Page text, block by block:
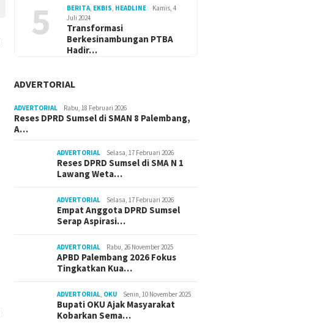
5 BERITA, EKBIS, HEADLINE
Kamis, 4
Juli 2024
Transformasi
Berkesinambungan PTBA
Hadir…
ADVERTORIAL
ADVERTORIAL Rabu, 18 Februari 2026
Reses DPRD Sumsel di SMAN 8 Palembang,
A…
ADVERTORIAL Selasa, 17 Februari 2026
Reses DPRD Sumsel di SMA N 1
Lawang Weta…
ADVERTORIAL Selasa, 17 Februari 2026
Empat Anggota DPRD Sumsel
Serap Aspirasi…
ADVERTORIAL Rabu, 26 November 2025
APBD Palembang 2026 Fokus
Tingkatkan Kua…
ADVERTORIAL, OKU Senin, 10 November 2025
Bupati OKU Ajak Masyarakat
Kobarkan Sema…